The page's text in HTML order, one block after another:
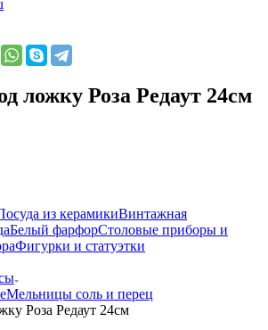
ложку Роза Редаут 24см
из керамикиВинтажная
Белый фарфорСтоловые приборы и
Фигурки и статуэтки
Мельницы соль и перец
Роза Редаут 24см